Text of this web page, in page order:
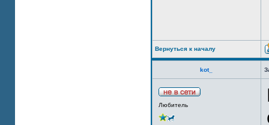
Вернуться к началу
kot_
Любитель